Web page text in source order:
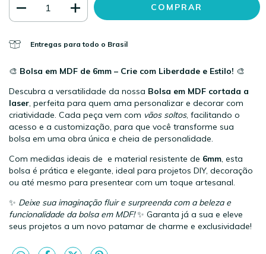
Entregas para todo o Brasil
🎨 Bolsa em MDF de 6mm – Crie com Liberdade e Estilo! 🎨
Descubra a versatilidade da nossa Bolsa em MDF cortada a
laser , perfeita para quem ama personalizar e decorar com
criatividade. Cada peça vem com vãos soltos, facilitando o
acesso e a customização, para que você transforme sua
bolsa em uma obra única e cheia de personalidade.
Com medidas ideais de e material resistente de 6mm , esta
bolsa é prática e elegante, ideal para projetos DIY, decoração
ou até mesmo para presentear com um toque artesanal.
✨ Deixe sua imaginação fluir e surpreenda com a beleza e
funcionalidade da bolsa em MDF!✨ Garanta já a sua e eleve
seus projetos a um novo patamar de charme e exclusividade!